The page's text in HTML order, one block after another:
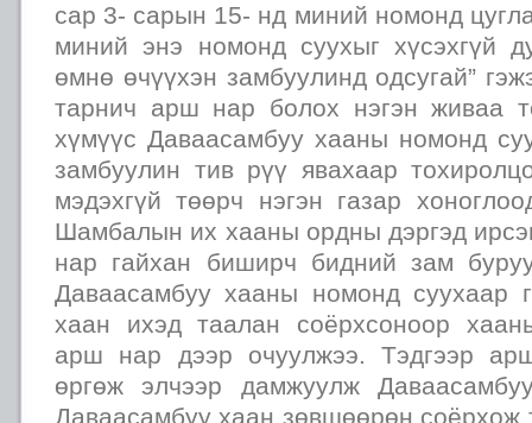
сар 3- сарын 15- нд миний номонд
миний энэ номонд суухыг хүсэхгүй
өмнө өчүүхэн замбуулинд одсугай”
тарнич арш нар болох нэгэн живаа
хүмүүс Даваасамбуу хааны номонд
замбуулин тив рүү явахаар
мэдэхгүй төөрч нэгэн газар
Шамбалын их хааны ордны дэргэд
нар гайхан биширч бидний зам
Даваасамбуу хааны номонд суухаар
хаан ихэд таалан соёрхсоноор
арш нар дээр очуулжээ. Тэдгээр
өргөж элчээр дамжуулж
Даваасамбуу хаан зөвшөөрөн соёрхож